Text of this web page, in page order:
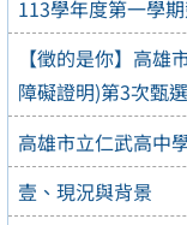
113學年度第一學
【徵的是你】高
障礙證明)第3次甄
高雄市立仁武高中
壹、現況與背景